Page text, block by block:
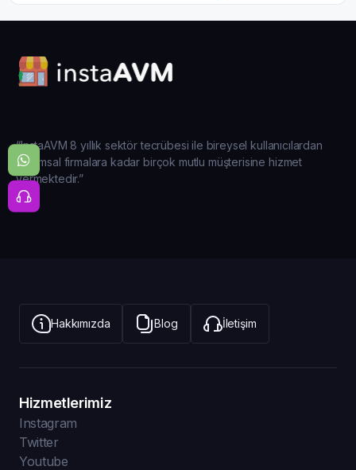
“InstaAVM 8 yıllık sektör tecrübesi ile bireysel kullanıcılardan
kurumsal firmalara kadar birçok mutlu müşterisine hizmet
vermektedir.”
Hakkımızda Blog İletişim
Hizmetlerimiz
Instagram
Twitter
Youtube